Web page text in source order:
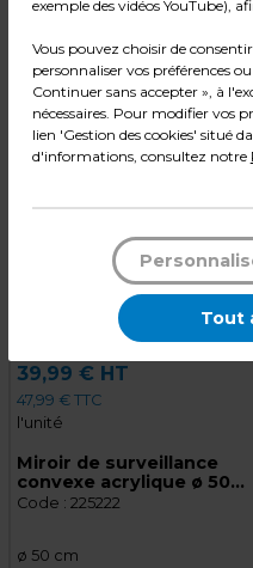
garantit la disponibilité
site et dans ses 15
39,99 € HT
47,99 € TTC
l'unité
Miroir de surveillance
convexe acrylique ø 50
cm - Miroir de sécurité -
Code : 225222
ø 50 cm
exemple des vidéos YouTube),
Vous pouvez choisir de
personnaliser vos préférences
Continuer sans accepter », à
nécessaires. Pour modifier vos
lien 'Gestion des cookies' situé
d'informations, consultez notre
Tout